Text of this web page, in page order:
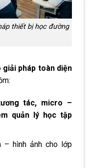
thiết bị học đường
giải pháp toàn diện
tác, micro –
quản lý học tập
– hình ảnh cho lớp